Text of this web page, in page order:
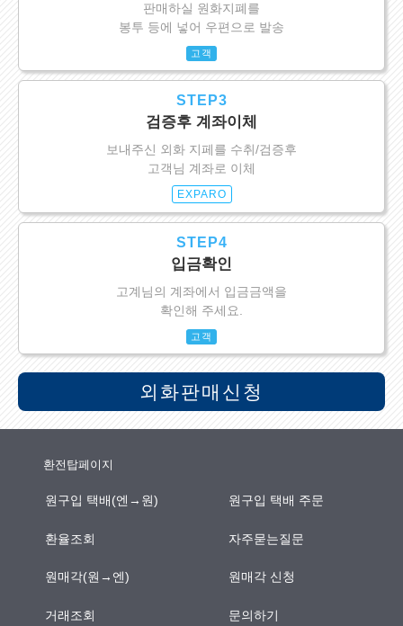
판매하실 원화지폐를
봉투 등에 넣어 우편으로 발송
고객
STEP3
검증후 계좌이체
보내주신 외화 지페를 수취/검증후
고객님 계좌로 이체
EXPARO
STEP4
입금확인
고계님의 계좌에서 입금금액을
확인해 주세요.
고객
외화판매신청
환전탑페이지
원구입 택배(엔→원) 원구입 택배 주문
환율조회 자주묻는질문
원매각(원→엔) 원매각 신청
거래조회 문의하기